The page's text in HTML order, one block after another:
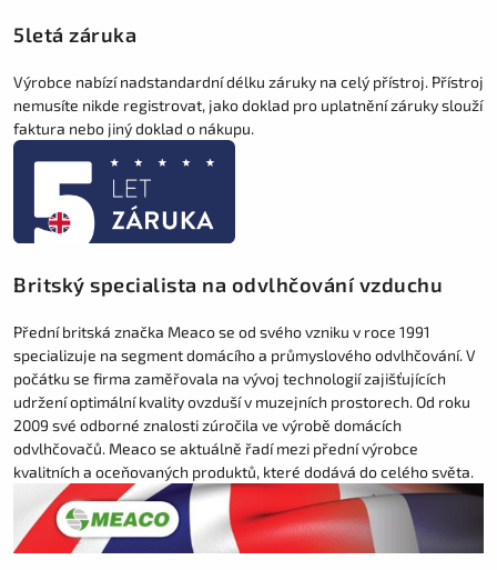
5letá záruka
Výrobce nabízí nadstandardní délku záruky na celý přístroj. Přístroj
nemusíte nikde registrovat, jako doklad pro uplatnění záruky slouží
faktura nebo jiný doklad o nákupu.
Britský specialista na odvlhčování vzduchu
Přední britská značka Meaco se od svého vzniku v roce 1991
specializuje na segment domácího a průmyslového odvlhčování. V
počátku se firma zaměřovala na vývoj technologií zajišťujících
udržení optimální kvality ovzduší v muzejních prostorech. Od roku
2009 své odborné znalosti zúročila ve výrobě domácích
odvlhčovačů. Meaco se aktuálně řadí mezi přední výrobce
kvalitních a oceňovaných produktů, které dodává do celého světa.